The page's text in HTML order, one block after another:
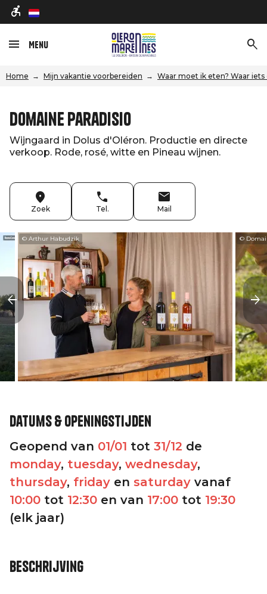
nl
Menu
Home Mijn vakantie voorbereiden Waar moet ik eten? Waar iets
Domaine Paradisio
Wijngaard in Dolus d'Oléron. Productie en directe
verkoop. Rode, rosé, witte en Pineau wijnen.
Zoek Tel. Mail
© Arthur Habudzik ©
Datums & openingstijden
Geopend van 01/01 tot 31/12 de
monday, tuesday, wednesday,
thursday, friday en saturday vanaf
10:00 tot 12:30 en van 17:00 tot 19:30
(elk jaar)
Beschrijving